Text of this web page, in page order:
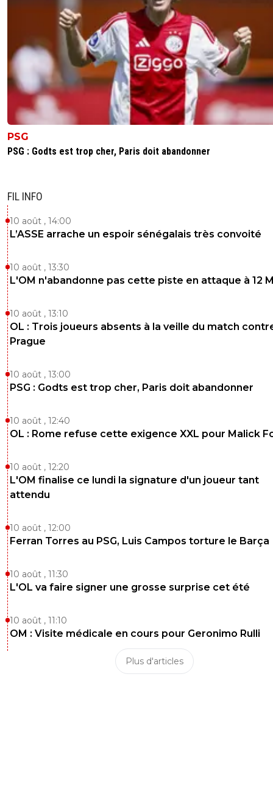
PSG
PSG : Godts est trop cher, Paris doit abandonner
FIL INFO
10 août , 14:00
L’ASSE arrache un espoir sénégalais très convoité
10 août , 13:30
L'OM n'abandonne pas cette piste en attaque à 12
10 août , 13:10
OL : Trois joueurs absents à la veille du match
Prague
10 août , 13:00
PSG : Godts est trop cher, Paris doit abandonner
10 août , 12:40
OL : Rome refuse cette exigence XXL pour Malick
10 août , 12:20
L'OM finalise ce lundi la signature d'un joueur tant
attendu
10 août , 12:00
Ferran Torres au PSG, Luis Campos torture le Barça
10 août , 11:30
L'OL va faire signer une grosse surprise cet été
10 août , 11:10
OM : Visite médicale en cours pour Geronimo Rulli
Plus d'articles